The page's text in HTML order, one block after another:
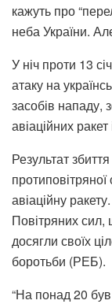
кажуть про
неба України.
У ніч проти 13
атаку на
засобів нападу,
авіаційних
Результат
авіаційну
Повітряних сил,
досягли своїх
боротьби (РЕБ).
“На понад 20